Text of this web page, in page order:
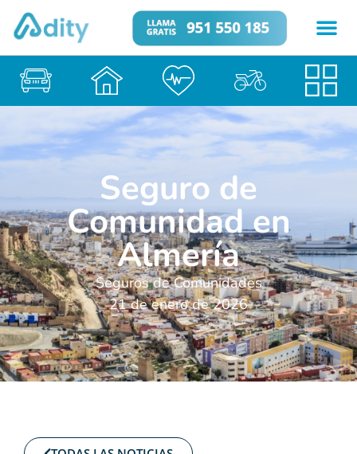
Seguro de
Comunidad en
Almería
Seguros de Comunidades
21 de enero de 2026